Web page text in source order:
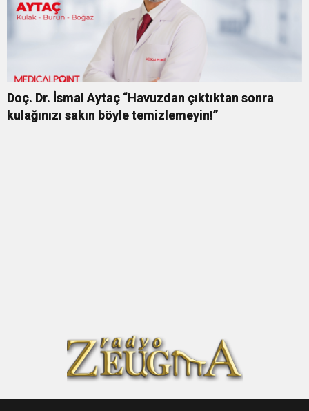
Doç. Dr. İsmal Aytaç “Havuzdan çıktıktan sonra
kulağınızı sakın böyle temizlemeyin!”